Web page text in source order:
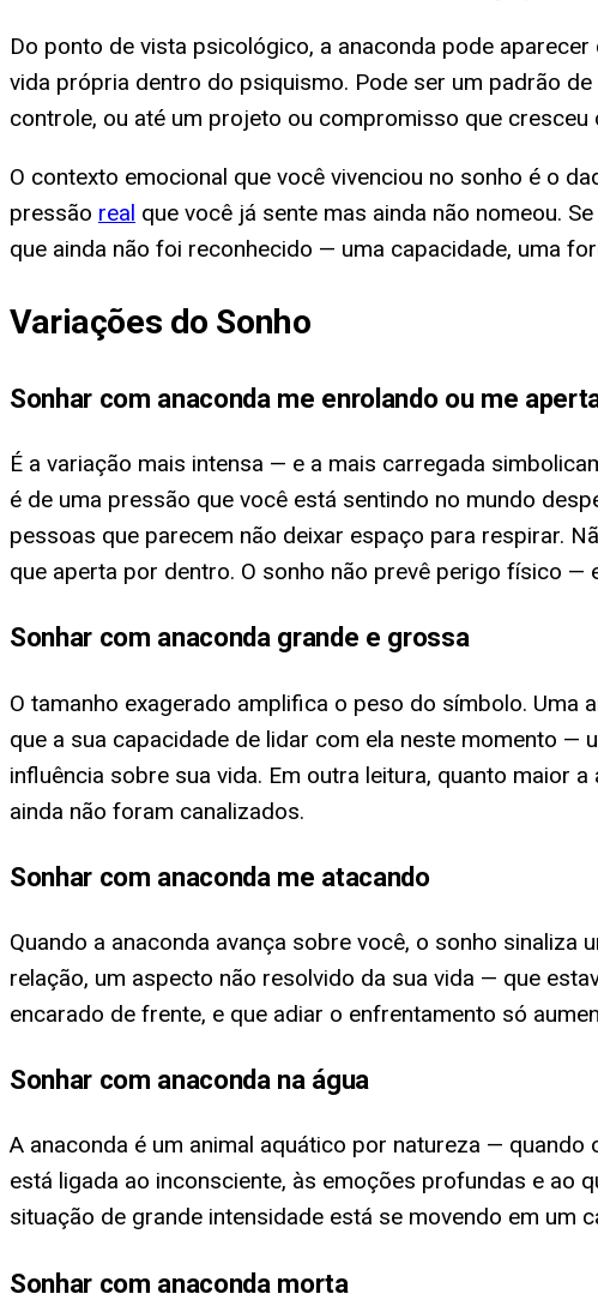
Do ponto de vista psicológico, a anaconda pode
vida própria dentro do psiquismo. Pode ser um padrão
controle, ou até um projeto ou compromisso que
O contexto emocional que você vivenciou no sonho é o
pressão real que você já sente mas ainda não nomeou.
que ainda não foi reconhecido — uma capacidade, uma
Variações do Sonho
Sonhar com anaconda me enrolando ou me
É a variação mais intensa — e a mais carregada
é de uma pressão que você está sentindo no mundo
pessoas que parecem não deixar espaço para respirar.
que aperta por dentro. O sonho não prevê perigo físico —
Sonhar com anaconda grande e grossa
O tamanho exagerado amplifica o peso do símbolo.
que a sua capacidade de lidar com ela neste momento —
influência sobre sua vida. Em outra leitura, quanto maior
ainda não foram canalizados.
Sonhar com anaconda me atacando
Quando a anaconda avança sobre você, o sonho
relação, um aspecto não resolvido da sua vida — que
encarado de frente, e que adiar o enfrentamento só
Sonhar com anaconda na água
A anaconda é um animal aquático por natureza —
está ligada ao inconsciente, às emoções profundas e ao
situação de grande intensidade está se movendo em um
Sonhar com anaconda morta